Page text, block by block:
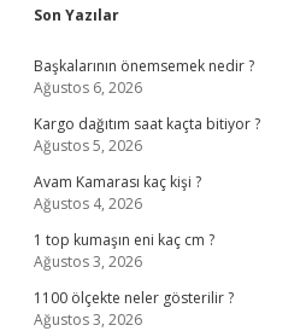
Sidebar
Son Yazılar
Başkalarının önemsemek nedir ?
Ağustos 6, 2026
Kargo dağıtım saat kaçta bitiyor ?
Ağustos 5, 2026
Avam Kamarası kaç kişi ?
Ağustos 4, 2026
1 top kumaşın eni kaç cm ?
Ağustos 3, 2026
1100 ölçekte neler gösterilir ?
Ağustos 3, 2026